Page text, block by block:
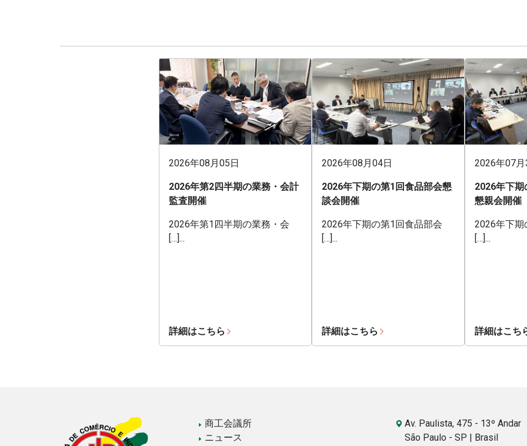
2026年08月05日
2026年第2四半期の業務・会計
監査開催
2026年第1四半期の業務・会
[…]...
詳細はこちら
2026年08月04日
2026年下期の第1回食品部会懇
談会開催
2026年下期の第1回食品部会
[…]...
詳細はこちら
2026年07
2026年下
懇親会開催
2026年下期
[…]...
詳細はこち
商工会議所
ニュース
Av. Paulista, 475 - 13º Andar
São Paulo - SP | Brasil